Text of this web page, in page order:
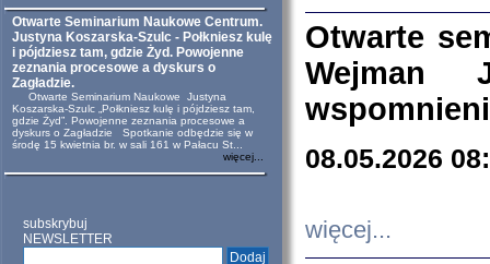
Otwarte Seminarium Naukowe Centrum.
Justyna Koszarska-Szulc - Połkniesz kulę
i pójdziesz tam, gdzie Żyd. Powojenne
zeznania procesowe a dyskurs o
Zagładzie.
Otwarte Seminarium Naukowe Justyna
Koszarska-Szulc „Połkniesz kulę i pójdziesz tam,
gdzie Żyd”. Powojenne zeznania procesowe a
dyskurs o Zagładzie Spotkanie odbędzie się w
środę 15 kwietnia br. w sali 161 w Pałacu St...
więcej...
subskrybuj
NEWSLETTER
Otwarte
Wejman
08.05.2026
więcej...